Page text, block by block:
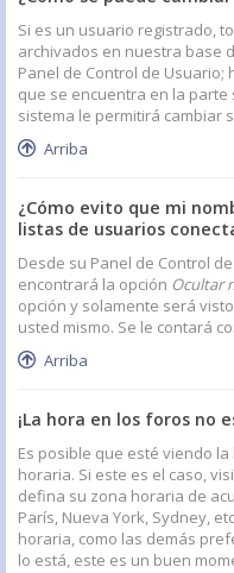
Si es un usuario registrado,
archivados en nuestra base
Panel de Control de
que se encuentra en la
sistema le permitirá cambiar
Arriba
¿Cómo evito que mi
listas de usuarios
Desde su Panel de Control
encontrará la opción Ocultar
opción y solamente será
usted mismo. Se le contará
Arriba
¡La hora en los foros no
Es posible que esté viendo
horaria. Si este es el caso,
defina su zona horaria de
París, Nueva York, Sydney,
horaria, como las demás
lo está, este es un buen